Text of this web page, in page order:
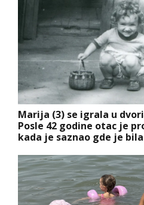
Marija (3) se igrala u
Posle 42 godine otac je
kada je saznao gde je bila